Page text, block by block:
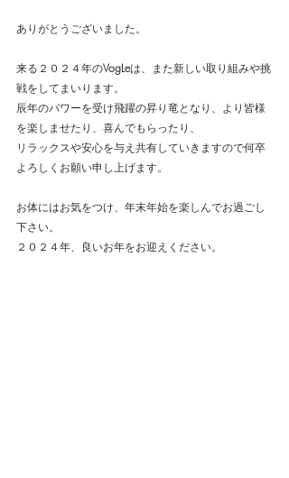
ありがとうございました。
来る２０２４年のVogLeは、また新しい取り組みや挑
戦をしてまいります。
辰年のパワーを受け飛躍の昇り竜となり、より皆様
を楽しませたり、喜んでもらったり、
リラックスや安心を与え共有していきますので何卒
よろしくお願い申し上げます。
お体にはお気をつけ、年末年始を楽しんでお過ごし
下さい。
２０２４年、良いお年をお迎えください。